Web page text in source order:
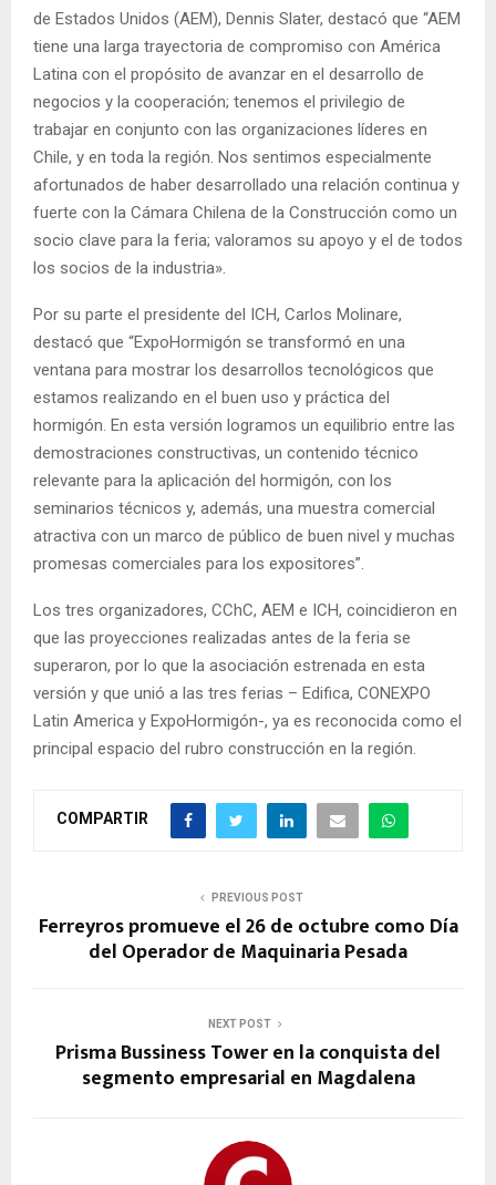
de Estados Unidos (AEM), Dennis Slater, destacó que “AEM
tiene una larga trayectoria de compromiso con América
Latina con el propósito de avanzar en el desarrollo de
negocios y la cooperación; tenemos el privilegio de
trabajar en conjunto con las organizaciones líderes en
Chile, y en toda la región. Nos sentimos especialmente
afortunados de haber desarrollado una relación continua y
fuerte con la Cámara Chilena de la Construcción como un
socio clave para la feria; valoramos su apoyo y el de todos
los socios de la industria».
Por su parte el presidente del ICH, Carlos Molinare,
destacó que “ExpoHormigón se transformó en una
ventana para mostrar los desarrollos tecnológicos que
estamos realizando en el buen uso y práctica del
hormigón. En esta versión logramos un equilibrio entre las
demostraciones constructivas, un contenido técnico
relevante para la aplicación del hormigón, con los
seminarios técnicos y, además, una muestra comercial
atractiva con un marco de público de buen nivel y muchas
promesas comerciales para los expositores”.
Los tres organizadores, CChC, AEM e ICH, coincidieron en
que las proyecciones realizadas antes de la feria se
superaron, por lo que la asociación estrenada en esta
versión y que unió a las tres ferias – Edifica, CONEXPO
Latin America y ExpoHormigón-, ya es reconocida como el
principal espacio del rubro construcción en la región.
COMPARTIR
PREVIOUS POST
Ferreyros promueve el 26 de octubre como Día
del Operador de Maquinaria Pesada
NEXT POST
Prisma Bussiness Tower en la conquista del
segmento empresarial en Magdalena